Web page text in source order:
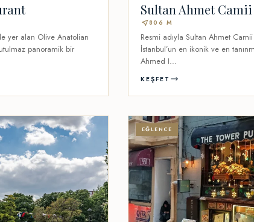
yer alan Olive Anatolian
panoramik bir
Sultan Ahmet
near_me806 M
Resmi adıyla Sultan Ahmet
İstanbul’un en ikonik ve en
Ahmed I...
KEŞFET
EĞLENCE